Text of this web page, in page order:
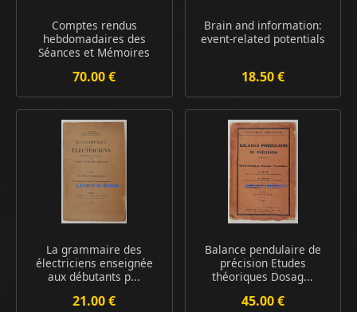
Comptes rendus
hebdomadaires des
Séances et Mémoires
70.00 €
Brain and information:
event-related potentials
18.50 €
La grammaire des
électriciens enseignée
aux débutants p...
21.00 €
Balance pendulaire de
précision Etudes
théoriques Dosag...
45.00 €